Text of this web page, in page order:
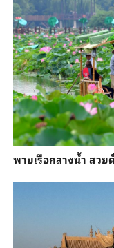
พายเรือกลางน้ำ สวย